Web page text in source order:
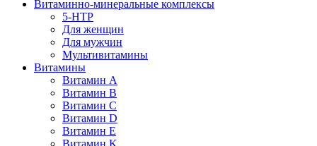
Витаминно-минеральные комплексы
5-HTP
Для женщин
Для мужчин
Мультивитамины
Витамины
Витамин A
Витамин B
Витамин C
Витамин D
Витамин E
Витамин K